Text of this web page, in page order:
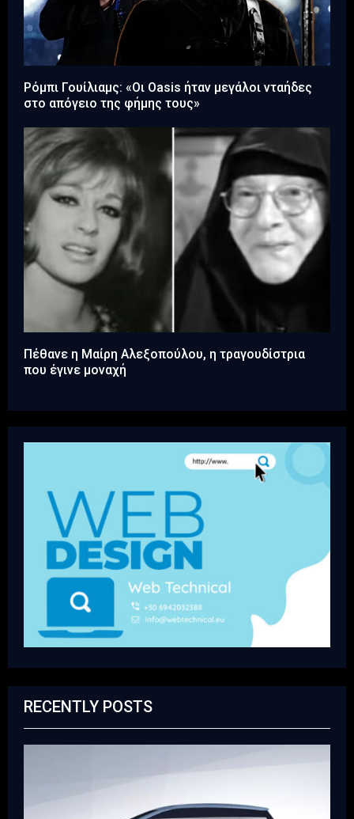
Ρόμπι Γουίλιαμς: «Οι Oasis ήταν μεγάλοι νταήδες
στο απόγειο της φήμης τους»
Πέθανε η Μαίρη Αλεξοπούλου, η τραγουδίστρια
που έγινε μοναχή
RECENTLY POSTS